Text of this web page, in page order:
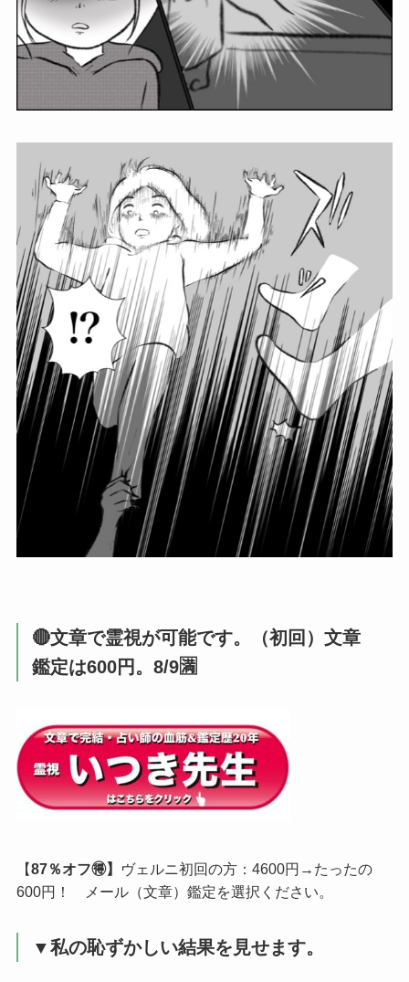
🔴文章で霊視が可能です。（初回）文章
鑑定は600円。8/9🈵
【87％オフ🉐】
ヴェルニ初回の方：4600円→たったの
600円！ メール（文章）鑑定を選択ください。
▼私の恥ずかしい結果を見せます。